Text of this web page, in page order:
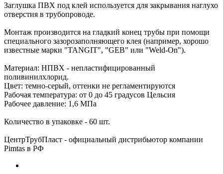
Заглушка ПВХ под клей используется для закрывания наглухо
отверстия в трубопроводе.
Монтаж производится на гладкий конец трубы при помощи
специального зазорозаполняющего клея (например, хорошо
известные марки "TANGIT", "GEB" или "Weld-On").
Материал: НПВХ - непластифицированный
поливинилхлорид.
Цвет: темно-серый, оттенки не регламентируются
Рабочая температура: от 0 до 45 градусов Цельсия
Рабочее давление: 1,6 МПа
Количество в упаковке - 60 шт.
ЦентрТрубПласт - официальный дистрибьютор компании
Pimtas в РФ